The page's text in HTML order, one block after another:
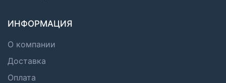
ИНФОРМАЦИЯ
О компании
Доставка
Оплата